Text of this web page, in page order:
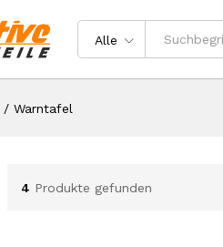
Alle
/ Warntafel
4 Produkte gefunden